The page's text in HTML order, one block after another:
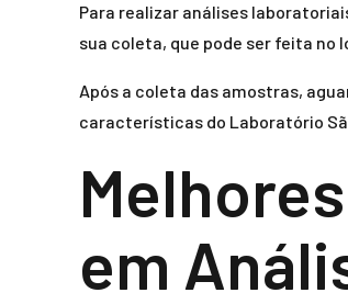
Para realizar análises
sua coleta, que pode ser feita no
Após a coleta das amostras,
características do Laboratório
em